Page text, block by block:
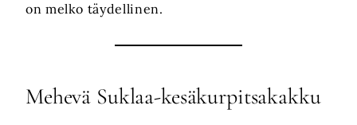
on melko täydellinen.
Mehevä Suklaa-kesäkurpitsakakku